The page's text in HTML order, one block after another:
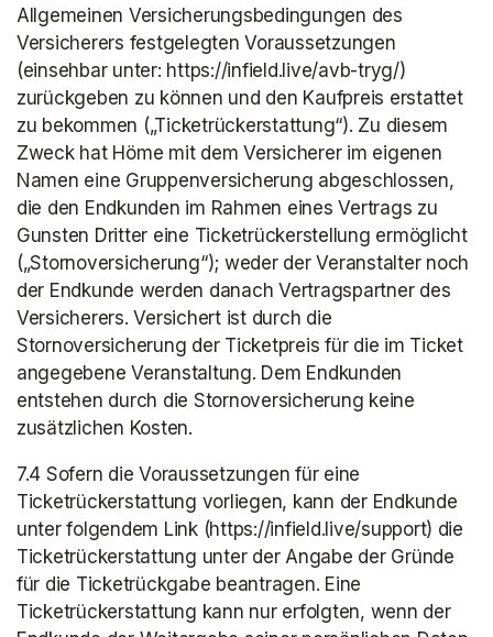
Allgemeinen Versicherungsbedingungen des
Versicherers festgelegten Voraussetzungen
(einsehbar unter: https://infield.live/avb-tryg/)
zurückgeben zu können und den Kaufpreis erstattet
zu bekommen („Ticketrückerstattung“). Zu diesem
Zweck hat Höme mit dem Versicherer im eigenen
Namen eine Gruppenversicherung abgeschlossen,
die den Endkunden im Rahmen eines Vertrags zu
Gunsten Dritter eine Ticketrückerstellung ermöglicht
(„Stornoversicherung“); weder der Veranstalter noch
der Endkunde werden danach Vertragspartner des
Versicherers. Versichert ist durch die
Stornoversicherung der Ticketpreis für die im Ticket
angegebene Veranstaltung. Dem Endkunden
entstehen durch die Stornoversicherung keine
zusätzlichen Kosten.
7.4 Sofern die Voraussetzungen für eine
Ticketrückerstattung vorliegen, kann der Endkunde
unter folgendem Link (https://infield.live/support) die
Ticketrückerstattung unter der Angabe der Gründe
für die Ticketrückgabe beantragen. Eine
Ticketrückerstattung kann nur erfolgten, wenn der